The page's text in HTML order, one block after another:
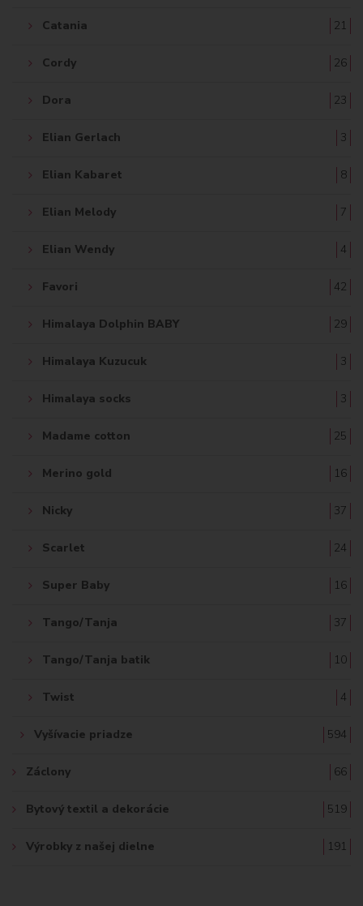
Catania 21
Cordy 26
Dora 23
Elian Gerlach 3
Elian Kabaret 8
Elian Melody 7
Elian Wendy 4
Favori 42
Himalaya Dolphin BABY 29
Himalaya Kuzucuk 3
Himalaya socks 3
Madame cotton 25
Merino gold 16
Nicky 37
Scarlet 24
Super Baby 16
Tango/Tanja 37
Tango/Tanja batik 10
Twist 4
Vyšívacie priadze 594
Záclony 66
Bytový textil a dekorácie 519
Výrobky z našej dielne 191